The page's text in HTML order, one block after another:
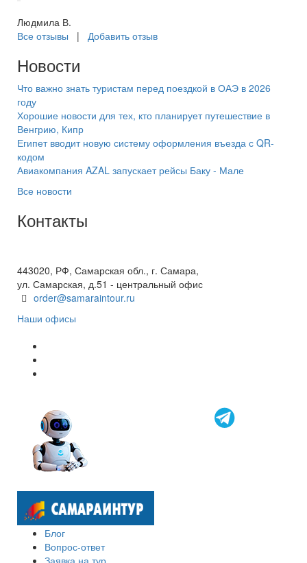
Людмила В.
Все отзывы | Добавить отзыв
Новости
Что важно знать туристам перед поездкой в ОАЭ в 2026
году
Хорошие новости для тех, кто планирует путешествие в
Венгрию, Кипр
Египет вводит новую систему оформления въезда с QR-
кодом
Авиакомпания AZAL запускает рейсы Баку - Мале
Все новости
Контакты
443020, РФ, Самарская обл., г. Самара,
ул. Самарская, д.51 - центральный офис
order@samaraintour.ru
Наши офисы
Блог
Вопрос-ответ
Заявка на тур